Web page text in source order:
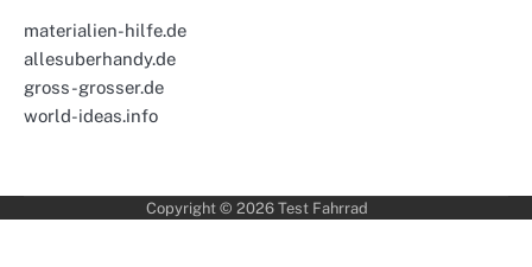
materialien-hilfe.de
allesuberhandy.de
gross-grosser.de
world-ideas.info
Copyright © 2026 Test Fahrrad